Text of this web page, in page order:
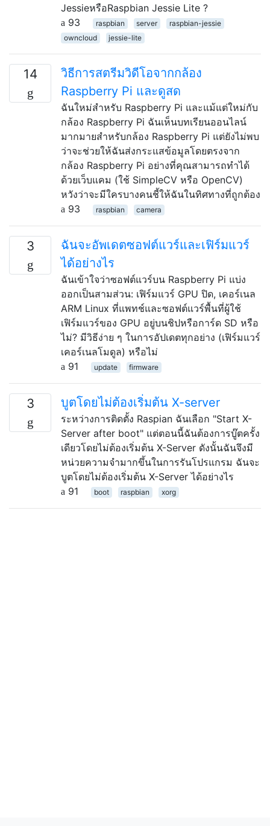
JessieหรือRaspbian Jessie Lite ?
93
raspbian server
raspbian-jessie
owncloud
jessie-lite
14
วิธีการสตรีมวิดีโอจากกล้อง
Raspberry Pi และดูสด
ฉันใหม่สำหรับ Raspberry Pi และแม้แต่ใหม่กับ
กล้อง Raspberry Pi ฉันเห็นบทเรียนออนไลน์
มากมายสำหรับกล้อง Raspberry Pi แต่ยังไม่พบ
ว่าจะช่วยให้ฉันส่งกระแสข้อมูลโดยตรงจาก
กล้อง Raspberry Pi อย่างที่คุณสามารถทำได้
ด้วยเว็บแคม (ใช้ SimpleCV หรือ OpenCV)
หวังว่าจะมีใครบางคนชี้ให้ฉันในทิศทางที่ถูกต้อง
93
raspbian camera
3
ฉันจะอัพเดตซอฟต์แวร์และเฟิร์มแวร์
ได้อย่างไร
ฉันเข้าใจว่าซอฟต์แวร์บน Raspberry Pi แบ่ง
ออกเป็นสามส่วน: เฟิร์มแวร์ GPU ปิด, เคอร์เนล
ARM Linux ที่แพทช์และซอฟต์แวร์พื้นที่ผู้ใช้
เฟิร์มแวร์ของ GPU อยู่บนชิปหรือการ์ด SD หรือ
ไม่? มีวิธีง่าย ๆ ในการอัปเดตทุกอย่าง (เฟิร์มแวร์
เคอร์เนลโมดูล) หรือไม่
91
update firmware
3 บูตโดยไม่ต้องเริ่มต้น X-server
ระหว่างการติดตั้ง Raspian ฉันเลือก "Start X-
Server after boot" แต่ตอนนี้ฉันต้องการบู๊ตครั้ง
เดียวโดยไม่ต้องเริ่มต้น X-Server ดังนั้นฉันจึงมี
หน่วยความจำมากขึ้นในการรันโปรแกรม ฉันจะ
บูตโดยไม่ต้องเริ่มต้น X-Server ได้อย่างไร
91
boot raspbian xorg